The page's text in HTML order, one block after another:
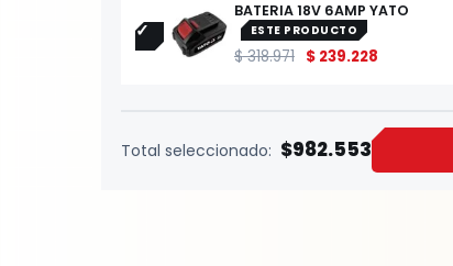
BATERIA 18V 6AMP YATO
ESTE PRODUCTO
$318.971 $239.228
Total seleccionado: $982.553